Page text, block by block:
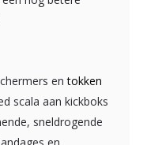
entokken
scala aan kickboks
sneldrogende